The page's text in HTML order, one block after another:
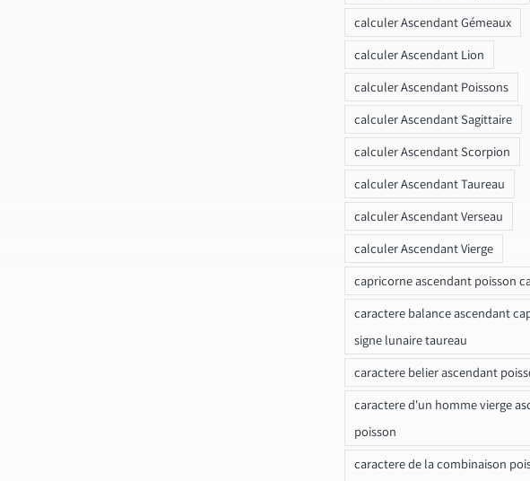
calculer Ascendant Gémeaux
calculer Ascendant Lion
calculer Ascendant Poissons
calculer Ascendant Sagittaire
calculer Ascendant Scorpion
calculer Ascendant Taureau
calculer Ascendant Verseau
calculer Ascendant Vierge
capricorne ascendant poisson
caractere balance ascendant
signe lunaire taureau
caractere belier ascendant
caractere d'un homme vierge
poisson
caractere de la combinaison